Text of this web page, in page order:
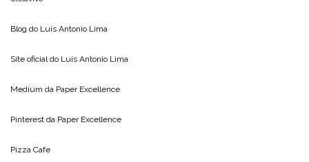
Blog do Luis Antonio Lima
Site oficial do Luis Antonio Lima
Medium da Paper Excellence
Pinterest da Paper Excellence
Pizza Cafe